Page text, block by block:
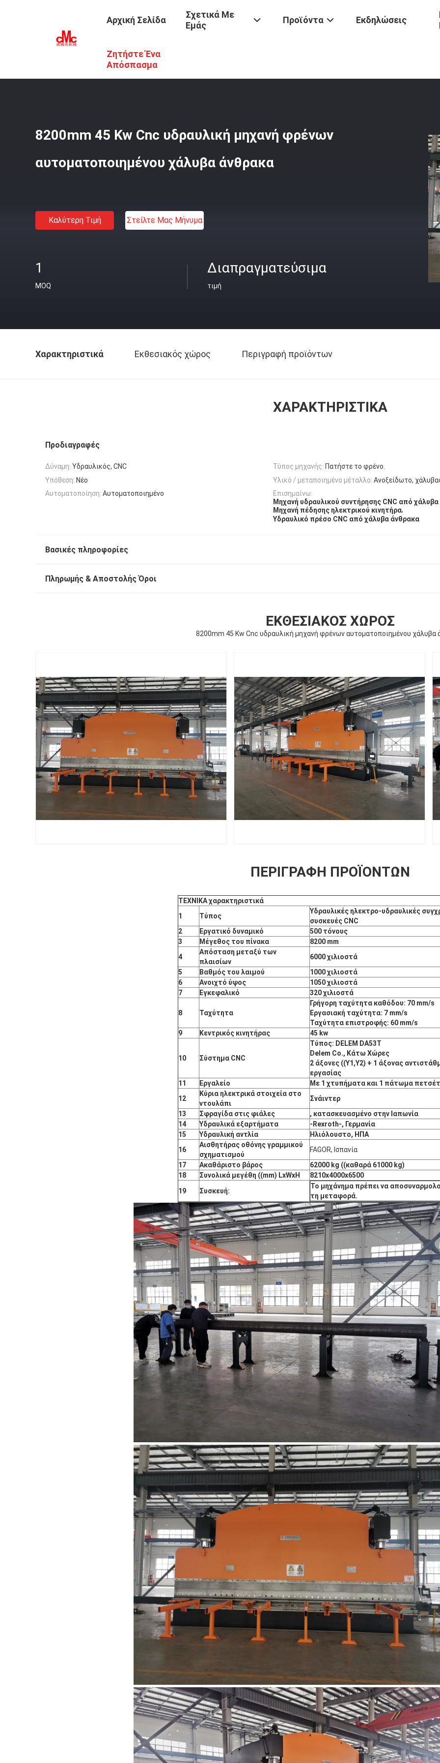
Αρχική Σελίδα
Σχετικά Με
Εμάς
Προϊόντα Εκδηλώσεις
Ζητήστε Ένα
Απόσπασμα
Προϊόντα / Cnc Υδραυλικό Φρένο Τύπου
8200mm 45 Kw Cnc υδραυλική μηχανή φρένων
αυτοματοποιημένου χάλυβα άνθρακα
Καλύτερη Τιμή Στείλτε Μας Μήνυμα
1
MOQ
Διαπραγματεύσιμα
τιμή
Χαρακτηριστικά Εκθεσιακός χώρος Περιγραφή προϊόντων
ΧΑΡΑΚΤΗΡΙΣΤΙΚΆ
Προδιαγραφές
Δύναμη: Υδραυλικός, CNC Τύπος μηχανής: Πατήστε το φρένο.
Υπόθεση: Νέο Υλικό / μεταποιημένο μέταλλο: Ανοξείδωτο,
Αυτοματοποίηση: Αυτοματοποιημένο
Επισημαίνω:
Μηχανή υδραυλικού συντήρησης CNC από
Μηχανή πέδησης ηλεκτρικού κινητήρα,
Υδραυλικό πρέσο CNC από χάλυβα άνθρακα
Βασικές πληροφορίες
Πληρωμής & Αποστολής Όροι
ΕΚΘΕΣΙΑΚΌΣ ΧΏΡΟΣ
8200mm 45 Kw Cnc υδραυλική μηχανή φρένων αυτοματοποιημένου χάλυβα
ΠΕΡΙΓΡΑΦΉ ΠΡΟΪΌΝΤΩΝ
ΤΕΧΝΙΚΑ χαρακτηριστικά
1
Τύπος
Υδραυλικές ηλεκτρο-υδραυλικές
συσκευές CNC
2
Εργατικό δυναμικό
500 τόνους
3
Μέγεθος του πίνακα
8200 mm
4
Απόσταση μεταξύ των
πλαισίων
6000 χιλιοστά
5
Βαθμός του λαιμού
1000 χιλιοστά
6
Ανοιχτό ύψος
1050 χιλιοστά
7
Εγκεφαλικό 320 χιλιοστά
8 Ταχύτητα
Γρήγορη ταχύτητα καθόδου: 70 mm/s
Εργασιακή ταχύτητα: 7 mm/s
Ταχύτητα επιστροφής: 60 mm/s
9
Κεντρικός κινητήρας 45 kw
10 Σύστημα CNC
Τύπος: DELEM DA53T
Delem Co., Κάτω Χώρες
2 άξονες ((Y1,Y2) + 1 άξονας
εργασίας
11
Εργαλείο
Με 1 χτυπήματα και 1 πάτωμα
12
Κύρια ηλεκτρικά στοιχεία στο
ντουλάπι
Σνάιντερ
13
Σφραγίδα στις φιάλες
, κατασκευασμένο στην Ιαπωνία
14
Υδραυλικά εξαρτήματα -Rexroth-, Γερμανία
15
Υδραυλική αντλία
Ηλιόλουστο, ΗΠΑ
16
Αισθητήρας οθόνης γραμμικού
σχηματισμού
FAGOR, Ισπανία
17
Ακαθάριστο βάρος
62000 kg ((καθαρά 61000 kg)
18
Συνολικά μεγέθη ((mm) LxWxH
8210x4000x6500
19
Συσκευή:
Το μηχάνημα πρέπει να
τη μεταφορά.